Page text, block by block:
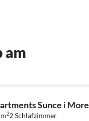
am
Sunce i More
22Schlafzimmer